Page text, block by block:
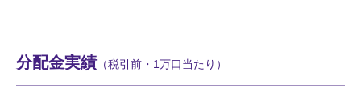
分配金実績（税引前・1万口当たり）